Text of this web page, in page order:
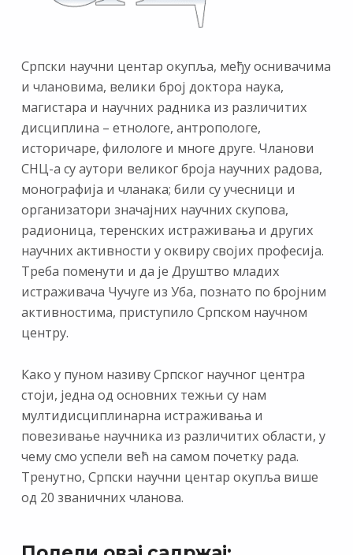
Српски научни центар окупља, међу оснивачима
и члановима, велики број доктора наука,
магистара и научних радника из различитих
дисциплина – етнологе, антропологе,
историчаре, филологе и многе друге. Чланови
СНЦ-а су аутори великог броја научних радова,
монографија и чланака; били су учесници и
организатори значајних научних скупова,
радионица, теренских истраживања и других
научних активности у оквиру својих професија.
Треба поменути и да је Друштво младих
истраживача Чучуге из Уба, познато по бројним
активностима, приступило Српском научном
центру.
Како у пуном називу Српског научног центра
стоји, једна од основних тежњи су нам
мултидисциплинарна истраживања и
повезивање научника из различитих области, у
чему смо успели већ на самом почетку рада.
Тренутно, Српски научни центар окупља више
од 20 званичних чланова.